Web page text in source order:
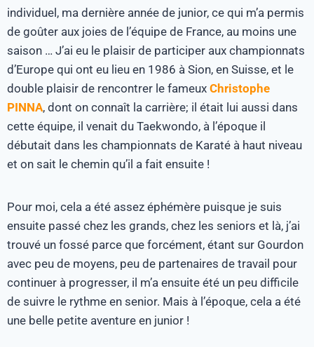
individuel, ma dernière année de junior, ce qui m’a permis
de goûter aux joies de l’équipe de France, au moins une
saison … J’ai eu le plaisir de participer aux championnats
d’Europe qui ont eu lieu en 1986 à Sion, en Suisse, et le
double plaisir de rencontrer le fameux Christophe
PINNA, dont on connaît la carrière; il était lui aussi dans
cette équipe, il venait du Taekwondo, à l’époque il
débutait dans les championnats de Karaté à haut niveau
et on sait le chemin qu’il a fait ensuite !
Pour moi, cela a été assez éphémère puisque je suis
ensuite passé chez les grands, chez les seniors et là, j’ai
trouvé un fossé parce que forcément, étant sur Gourdon
avec peu de moyens, peu de partenaires de travail pour
continuer à progresser, il m’a ensuite été un peu difficile
de suivre le rythme en senior. Mais à l’époque, cela a été
une belle petite aventure en junior !